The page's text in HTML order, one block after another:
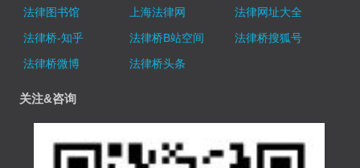
法律图书馆 上海法律网
法律网址大全
法律桥-知乎
法律桥B站空间
法律桥搜狐号
法律桥微博
法律桥头条
关注&咨询